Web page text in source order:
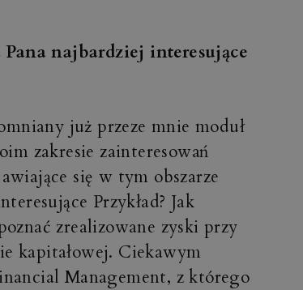
najbardziej interesujące
już przeze mnie moduł
zakresie zainteresowań
się w tym obszarze
Przykład? Jak
zrealizowane zyski przy
kapitałowej. Ciekawym
Management, z którego